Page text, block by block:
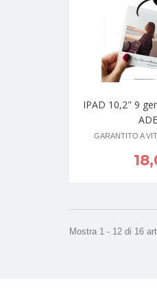
IPAD 10,2" 9
GARANTITO A
Mostra 1 - 12 di 16